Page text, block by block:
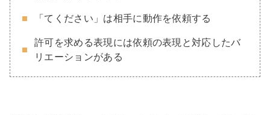
「てください」は相手に動作を依頼する
許可を求める表現には依頼の表現と対応したバ
リエーションがある